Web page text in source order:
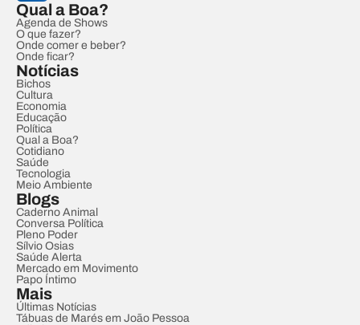
Qual a Boa?
Agenda de Shows
O que fazer?
Onde comer e beber?
Onde ficar?
Notícias
Bichos
Cultura
Economia
Educação
Política
Qual a Boa?
Cotidiano
Saúde
Tecnologia
Meio Ambiente
Blogs
Caderno Animal
Conversa Política
Pleno Poder
Sílvio Osias
Saúde Alerta
Mercado em Movimento
Papo Íntimo
Mais
Últimas Notícias
Tábuas de Marés em João Pessoa